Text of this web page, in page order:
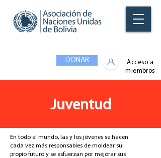
DONAR
Acceso a
miembros
Juventud
En todo el mundo, las y los jóvenes se hacen
cada vez más responsables de moldear su
propio futuro y se esfuerzan por mejorar sus